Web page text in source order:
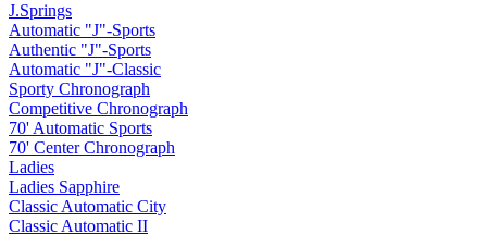
J.Springs
Automatic "J"-Sports
Authentic "J"-Sports
Automatic "J"-Classic
Sporty Chronograph
Competitive Chronograph
70' Automatic Sports
70' Center Chronograph
Ladies
Ladies Sapphire
Classic Automatic City
Classic Automatic II